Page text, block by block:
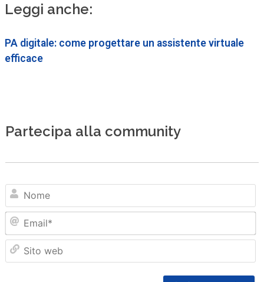
Leggi anche:
PA digitale: come progettare un assistente virtuale
efficace
Partecipa alla community